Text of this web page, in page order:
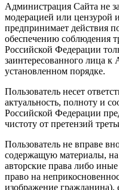
Администрация Сайта не
модерацией или цензурой
предпринимает действия
обеспечению соблюдения
Российской Федерации
заинтересованного лица
установленном порядке.
Пользователь несет
актуальность, полноту и
Российской Федерации
чистоту от претензий
Пользователь не вправе
содержащую материалы, на
авторские права либо
право на
изображение гражданина),